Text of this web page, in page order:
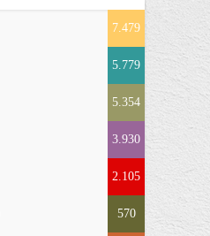
7.479
5.779
5.354
3.930
2.105
570